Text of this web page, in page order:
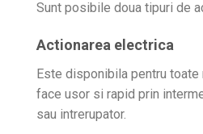
Sunt posibile doua tipuri de
Actionarea electrica
Este disponibila pentru toate
face usor si rapid prin
sau intrerupator.